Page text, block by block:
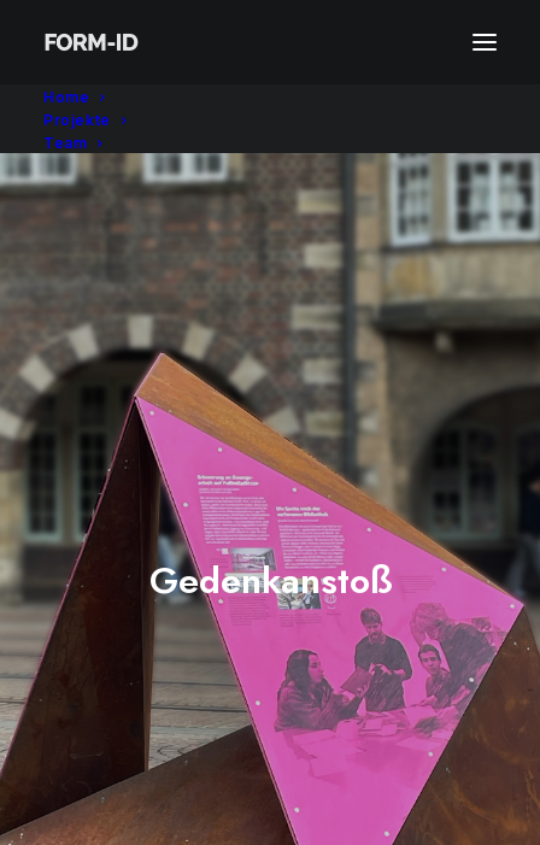
Home
Projekte
Team
Gedenkanstoß